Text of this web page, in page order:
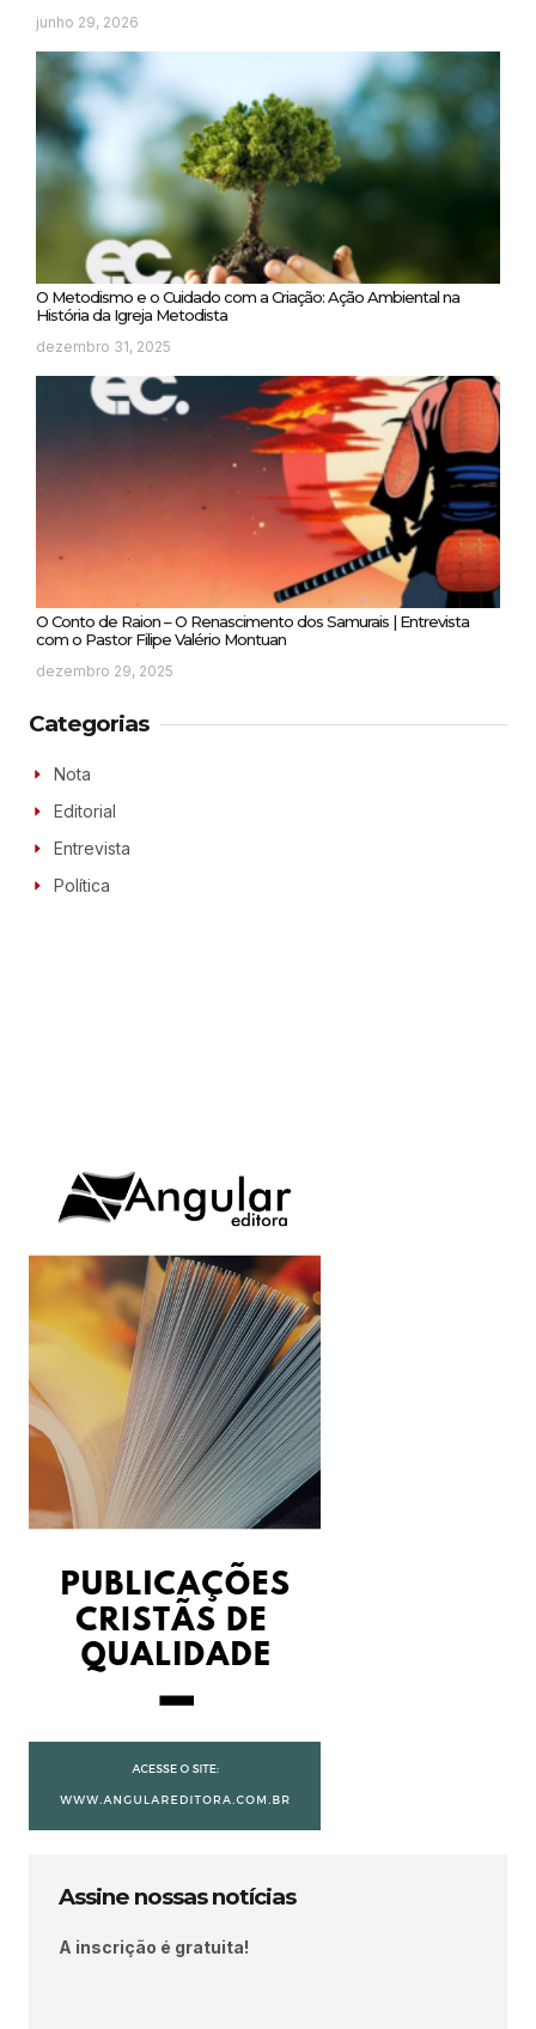
junho 29, 2026
O Metodismo e o Cuidado com a Criação: Ação Ambiental na
História da Igreja Metodista
dezembro 31, 2025
O Conto de Raion – O Renascimento dos Samurais | Entrevista
com o Pastor Filipe Valério Montuan
dezembro 29, 2025
Categorias
Nota
Editorial
Entrevista
Política
Assine nossas notícias
A inscrição é gratuita!